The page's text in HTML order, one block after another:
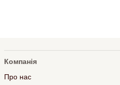
Компанія
Про нас